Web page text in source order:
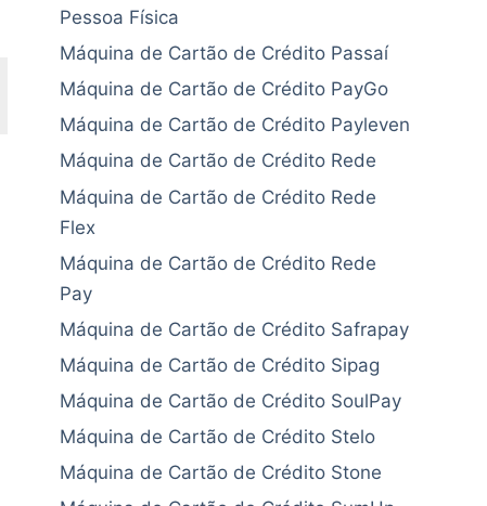
Pessoa Física
Máquina de Cartão de Crédito Passaí
Máquina de Cartão de Crédito PayGo
Máquina de Cartão de Crédito Payleven
Máquina de Cartão de Crédito Rede
Máquina de Cartão de Crédito Rede
Flex
Máquina de Cartão de Crédito Rede
Pay
Máquina de Cartão de Crédito Safrapay
Máquina de Cartão de Crédito Sipag
Máquina de Cartão de Crédito SoulPay
Máquina de Cartão de Crédito Stelo
Máquina de Cartão de Crédito Stone